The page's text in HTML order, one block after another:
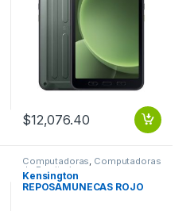
$12,076.40
Computadoras, Computadoras
de Escritorio
Kensington
REPOSAMUNECAS ROJO